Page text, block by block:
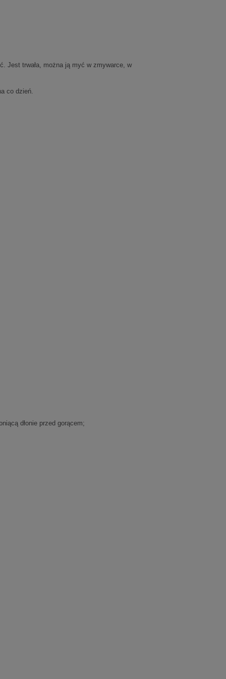
Jest trwała, można ją myć w zmywarce, w
co dzień.
dłonie przed gorącem;